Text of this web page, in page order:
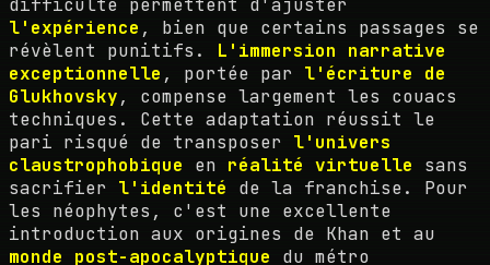
difficulté permettent d'ajuster
l'expérience , bien que certains passages se
révèlent punitifs. L'immersion narrative
exceptionnelle , portée par l'écriture de
Glukhovsky, compense largement les couacs
techniques. Cette adaptation réussit le
pari risqué de transposer l'univers
claustrophobique en réalité virtuelle sans
sacrifier l'identité de la franchise. Pour
les néophytes, c'est une excellente
introduction aux origines de Khan et au
monde post-apocalyptique du métro